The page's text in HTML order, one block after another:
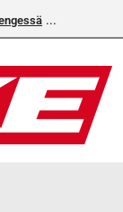
Rantala flat trackin